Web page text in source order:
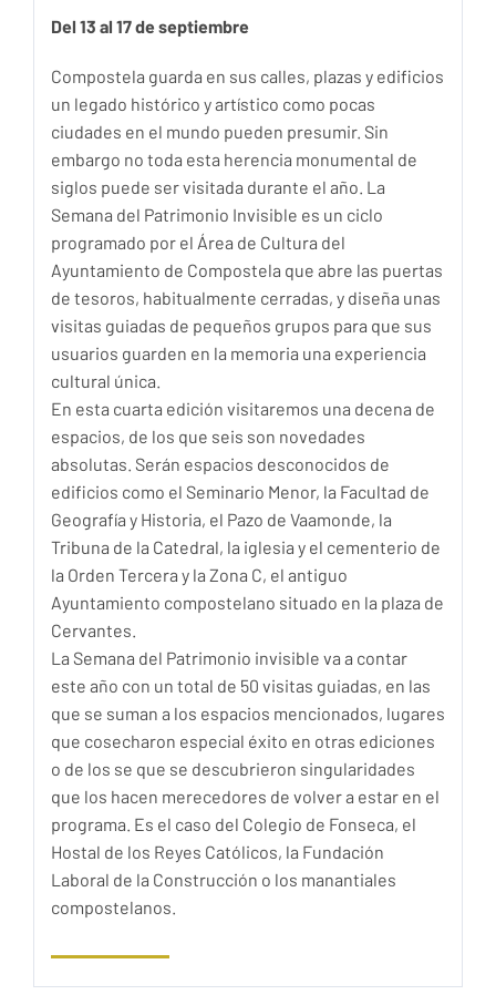
Del 13 al 17 de septiembre
Compostela guarda en sus calles, plazas y edificios
un legado histórico y artístico como pocas
ciudades en el mundo pueden presumir. Sin
embargo no toda esta herencia monumental de
siglos puede ser visitada durante el año. La
Semana del Patrimonio Invisible es un ciclo
programado por el Área de Cultura del
Ayuntamiento de Compostela que abre las puertas
de tesoros, habitualmente cerradas, y diseña unas
visitas guiadas de pequeños grupos para que sus
usuarios guarden en la memoria una experiencia
cultural única.
En esta cuarta edición visitaremos una decena de
espacios, de los que seis son novedades
absolutas. Serán espacios desconocidos de
edificios como el Seminario Menor, la Facultad de
Geografía y Historia, el Pazo de Vaamonde, la
Tribuna de la Catedral, la iglesia y el cementerio de
la Orden Tercera y la Zona C, el antiguo
Ayuntamiento compostelano situado en la plaza de
Cervantes.
La Semana del Patrimonio invisible va a contar
este año con un total de 50 visitas guiadas, en las
que se suman a los espacios mencionados, lugares
que cosecharon especial éxito en otras ediciones
o de los se que se descubrieron singularidades
que los hacen merecedores de volver a estar en el
programa. Es el caso del Colegio de Fonseca, el
Hostal de los Reyes Católicos, la Fundación
Laboral de la Construcción o los manantiales
compostelanos.